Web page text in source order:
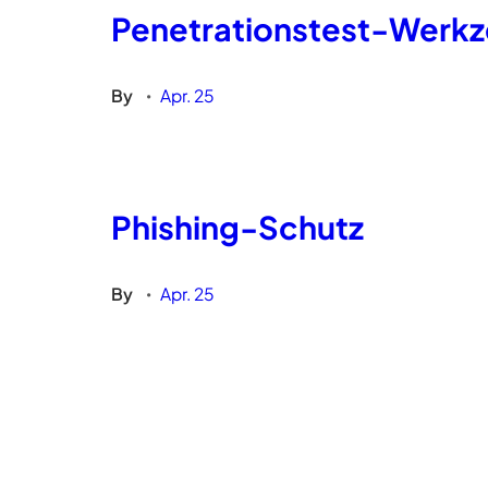
Penetrationstest-
By • Apr. 25
Phishing-Schutz
By • Apr. 25